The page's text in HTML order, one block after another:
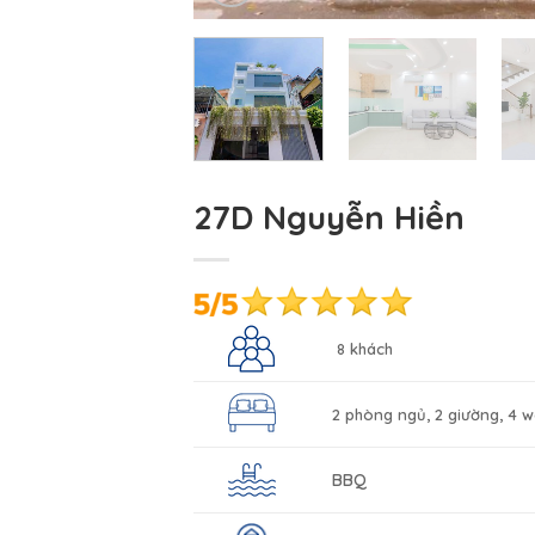
27D Nguyễn Hiền
8 khách
2 phòng ngủ, 2 giường, 4
BBQ